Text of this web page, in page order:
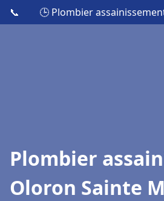
📞 🕒 Plombier
Plombier
Oloron Sainte